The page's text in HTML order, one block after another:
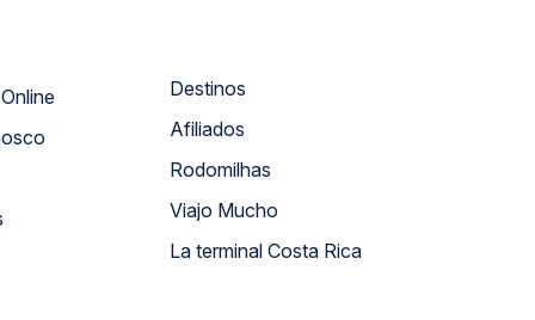
Atendimento Online
Destinos
Afiliados
Rodomilhas
Viajo Mucho
La terminal Costa Rica